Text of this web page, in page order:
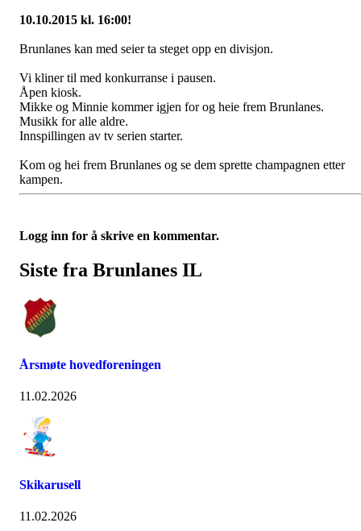
10.10.2015 kl. 16:00!
Brunlanes kan med seier ta steget opp en divisjon.
Vi kliner til med konkurranse i pausen.
Åpen kiosk.
Mikke og Minnie kommer igjen for og heie frem Brunlanes.
Musikk for alle aldre.
Innspillingen av tv serien starter.
Kom og hei frem Brunlanes og se dem sprette champagnen etter
kampen.
Logg inn for å skrive en kommentar.
Siste fra Brunlanes IL
Årsmøte hovedforeningen
11.02.2026
Skikarusell
11.02.2026